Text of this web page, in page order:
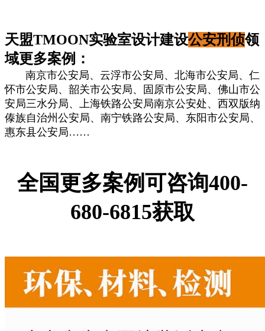
天盟TMOON实验室设计建设公安刑侦领
域更多案例：
南京市公安局、云浮市公安局、北海市公安局、仁
怀市公安局、韶关市公安局、固原市公安局、佛山市公
安局三水分局、上海铁路公安局南京公安处、西双版纳
傣族自治州公安局、南宁铁路公安局、东阳市公安局、
惠东县公安局……
全国更多案例可咨询400-
680-6815获取